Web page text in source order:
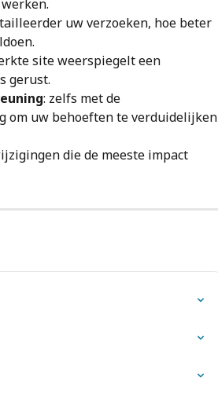
uw verzoeken, hoe beter
site weerspiegelt een
gerust.
: zelfs met de
om uw behoeften te verduidelijken
die de meeste impact